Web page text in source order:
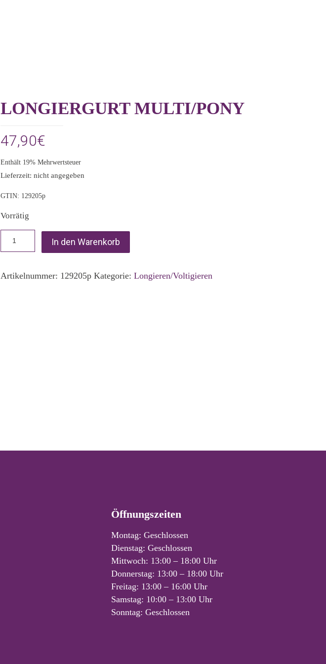
LONGIERGURT MULTI/PONY
47,90€
Enthält 19% Mehrwertsteuer
Lieferzeit: nicht angegeben
GTIN: 129205p
Vorrätig
In den Warenkorb
Artikelnummer: 129205p Kategorie:Longieren/Voltigieren
Öffnungszeiten
Montag: Geschlossen
Dienstag: Geschlossen
Mittwoch: 13:00 – 18:00 Uhr
Donnerstag: 13:00 – 18:00 Uhr
Freitag: 13:00 – 16:00 Uhr
Samstag: 10:00 – 13:00 Uhr
Sonntag: Geschlossen